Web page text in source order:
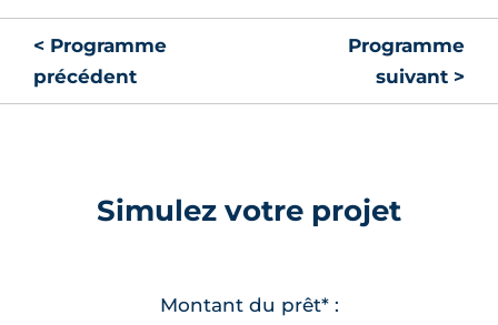
< Programme
précédent
Programme
suivant >
Simulez votre projet
Montant du prêt* :